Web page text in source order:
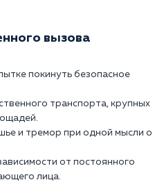
вызова
покинуть безопасное
транспорта, крупных
и тремор при одной мысли о
от постоянного
лица.